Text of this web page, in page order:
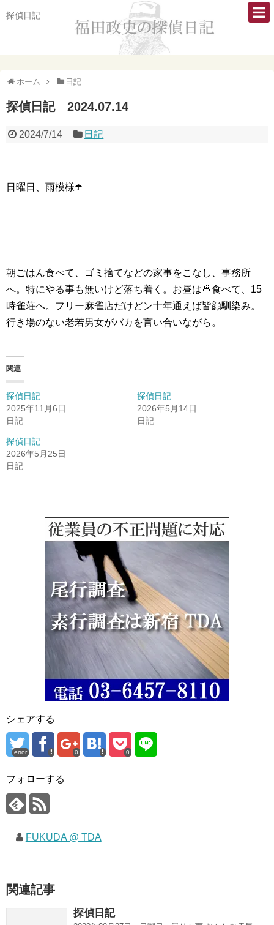
探偵日記
ホーム 日記
探偵日記 2024.07.14
2024/7/14 日記
日曜日、雨模様☂️
朝ごはん食べて、ゴミ捨てなどの家事をこなし、事務所
へ。特にやる事も無いけど落ち着く。お昼は🍜食べて、15
時雀荘へ。フリー麻雀店だけどン十年通えば皆顔馴染み。
行き場のない老若男女がバカを言い合いながら。
関連
探偵日記
2025年11月6日
日記
探偵日記
2026年5月14日
日記
探偵日記
2026年5月25日
日記
シェアする
error 0 0
フォローする
FUKUDA @ TDA
関連記事
探偵日記